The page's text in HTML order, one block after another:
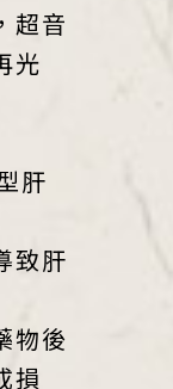
超音
光
肝
致肝
物後
損